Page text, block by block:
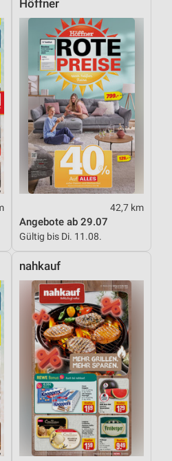
Höffner
42,7 km
Angebote ab 29.07
Gültig bis Di. 11.08.
nahkauf